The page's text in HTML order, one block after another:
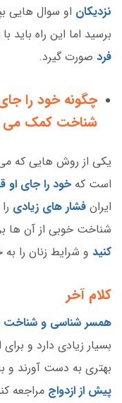
نزدیکان او سوال هایی
برسید اما این راه باید با
فرد صورت گیرد.
چگونه خود را
شناخت کمک می
یکی از روش هایی که
است که خود را جای او
ایران فشار های زیادی
شناخت خوبی از آن ها
کنید و شرایط زنان را
کلام آخر
همسر شناسی و شناخت
بسیار زیادی دارد و
بهتری به دست آورند و
پیش از ازدواج مراجعه